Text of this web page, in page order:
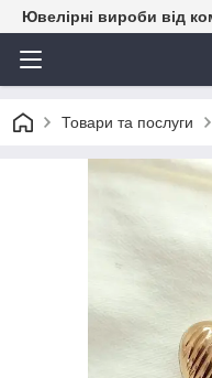
Ювелірні вироби від
Товари та послуги